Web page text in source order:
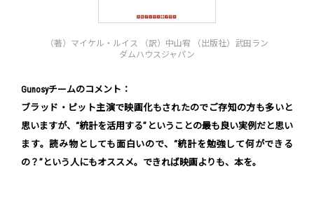
（著）マイケル・ルイス （訳）中山宥 （出版社）武田ラン
ダムハウスジャパン
Gunosyチームのコメント：
ブラッド・ピット主演で映画化もされたのでご存知の方も多いと
思いますが、“統計を活用する”ということの最も良い実例だと思い
ます。読み物としても面白いので、“統計を勉強して何ができる
の？”という人にもオススメ。できれば映画よりも、本を。